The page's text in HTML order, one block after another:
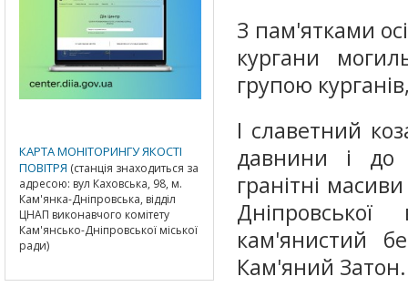
КАРТА МОНІТОРИНГУ ЯКОСТІ
ПОВІТРЯ (станція знаходиться за
адресою: вул Каховська, 98, м.
Кам'янка-Дніпровська, відділ
ЦНАП виконавчого комітету
Кам'янсько-Дніпровської міської
ради)
З пам'ятками
кургани
групою
І славетний
давнини і до
гранітні
кам'янистий
Кам'яний Затон.